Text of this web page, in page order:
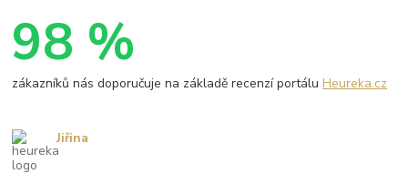
98 %
zákazníků nás doporučuje na základě recenzí portáluHeureka.cz
Jiřina